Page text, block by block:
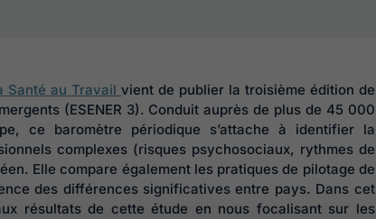
Santé au Travailvient de publier la troisième édition de
(ESENER 3). Conduit auprès de plus de 45 000
ce baromètre périodique s’attache à identifier la
complexes (risques psychosociaux, rythmes de
Elle compare également les pratiques de pilotage de
des différences significatives entre pays. Dans cet
résultats de cette étude en nous focalisant sur les